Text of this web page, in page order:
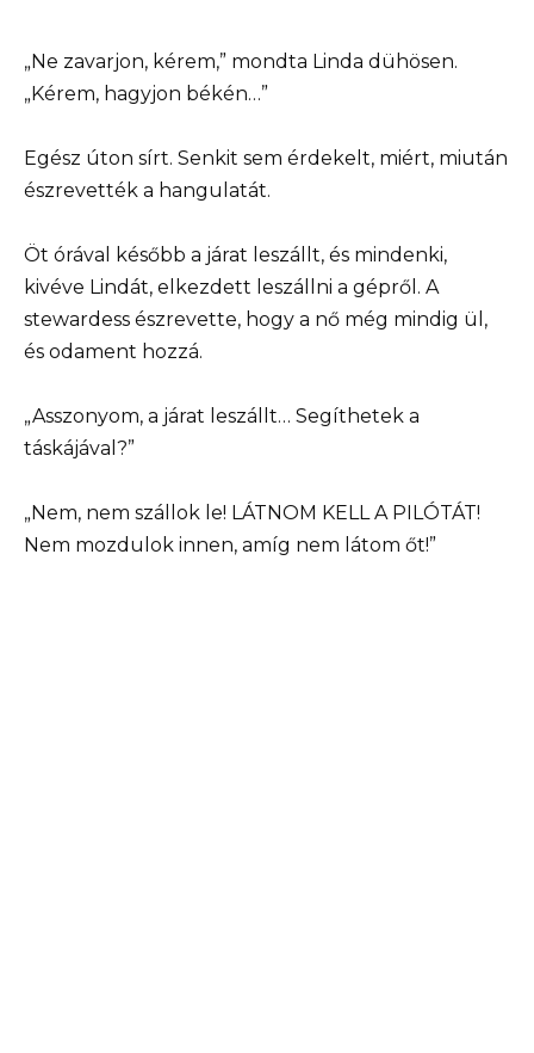
„Ne zavarjon, kérem,” mondta Linda dühösen.
„Kérem, hagyjon békén…”
Egész úton sírt. Senkit sem érdekelt, miért, miután
észrevették a hangulatát.
Öt órával később a járat leszállt, és mindenki,
kivéve Lindát, elkezdett leszállni a gépről. A
stewardess észrevette, hogy a nő még mindig ül,
és odament hozzá.
„Asszonyom, a járat leszállt… Segíthetek a
táskájával?”
„Nem, nem szállok le! LÁTNOM KELL A PILÓTÁT!
Nem mozdulok innen, amíg nem látom őt!”